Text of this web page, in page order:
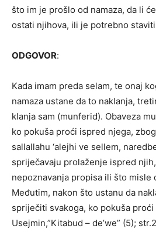
što im je prošlo od namaza, da li
ostati njihova, ili je potrebno
ODGOVOR:
Kada imam preda selam, te onaj
namaza ustane da to naklanja,
klanja sam (munferid). Obaveza
ko pokuša proći ispred njega,
sallallahu ‘alejhi ve sellem,
spriječavaju prolaženje ispred
nepoznavanja propisa ili što misle
Međutim, nakon što ustanu da
spriječiti svakoga, ko pokuša
Usejmin,”Kitabud – de’we” (5);